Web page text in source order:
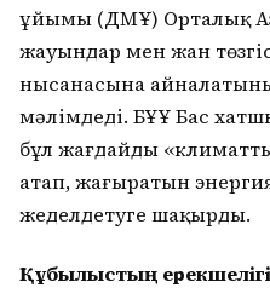
ұйымы (ДМҰ) Орталық
жауындар мен жан
нысанасына
мәлімдеді. БҰҰ Бас
бұл жағдайды
атап, жаңғыратын
жеделдетуге шақырды.
Құбылыстың ерекшелігі